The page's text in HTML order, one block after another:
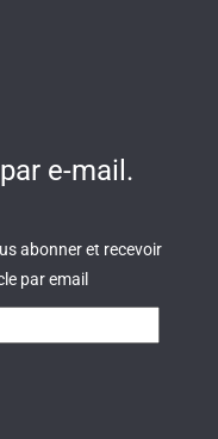
e-mail.
abonner et recevoir
par email